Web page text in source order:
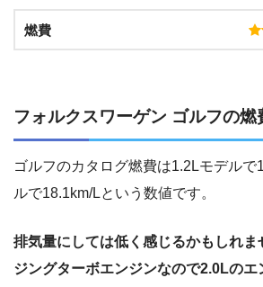
燃費
フォルクスワーゲン ゴルフの燃
ゴルフのカタログ燃費は1.2Lモデルで
ルで18.1km/Lという数値です。
排気量にしては低く感じるかもしれま
ジングターボエンジンなので2.0Lの